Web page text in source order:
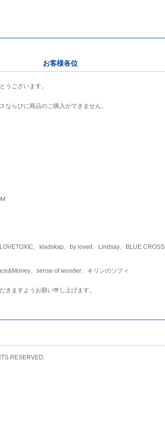
お客様各位
うございます。
ならびに商品のご購入ができません。
、kladskap、by loveit、Lindsay、BLUE CROSS
、sense of wonder、キリンのソフィ
きますようお願い申し上げます。